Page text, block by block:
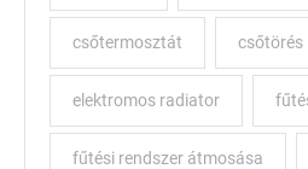
csőtermosztát csőtörés
elektromos radiator
fűtési rendszer átmosása